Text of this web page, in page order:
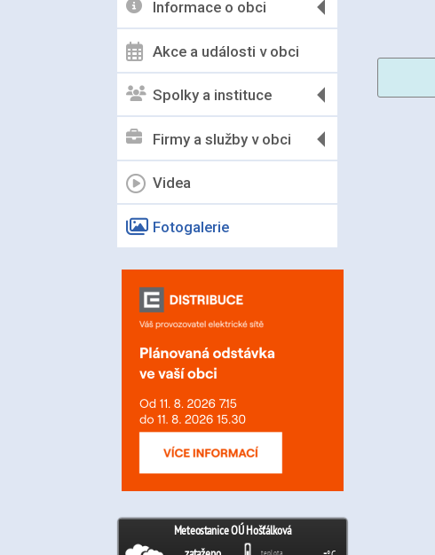
Informace o obci
Akce a události v obci
Spolky a instituce
Firmy a služby v obci
Videa
Fotogalerie